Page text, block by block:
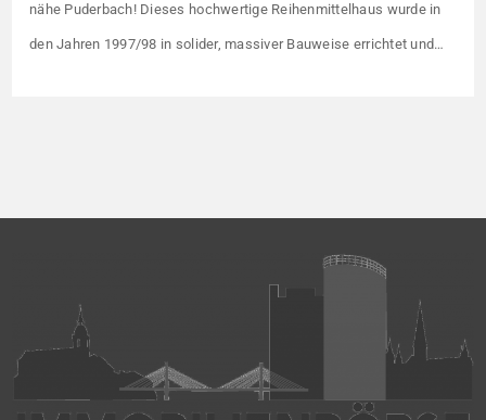
nähe Puderbach! Dieses hochwertige Reihenmittelhaus wurde in
den Jahren 1997/98 in solider, massiver Bauweise errichtet und